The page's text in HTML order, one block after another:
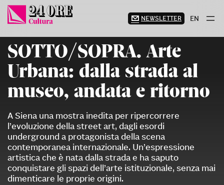
Vai
contenuto
NEWSLETTER EN
SOTTO/SOPRA. Arte
Urbana: dalla strada al
museo, andata e ritorno
A Siena una mostra inedita per ripercorrere
l’evoluzione della street art, dagli esordi
underground a protagonista della scena
contemporanea internazionale. Un’espressione
artistica che è nata dalla strada e ha saputo
conquistare gli spazi dell’arte istituzionale, senza mai
dimenticare le proprie origini.